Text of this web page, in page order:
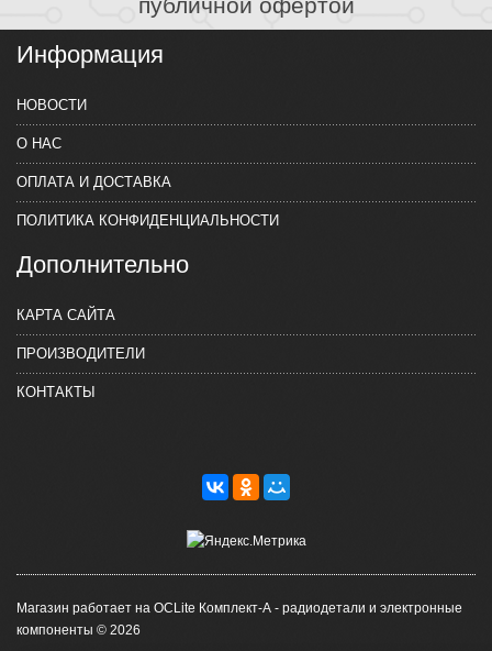
Информация
НОВОСТИ
О НАС
ОПЛАТА И ДОСТАВКА
ПОЛИТИКА КОНФИДЕНЦИАЛЬНОСТИ
Дополнительно
КАРТА САЙТА
ПРОИЗВОДИТЕЛИ
КОНТАКТЫ
Магазин работает на OCLite Комплект-А - радиодетали и электронные
компоненты © 2026